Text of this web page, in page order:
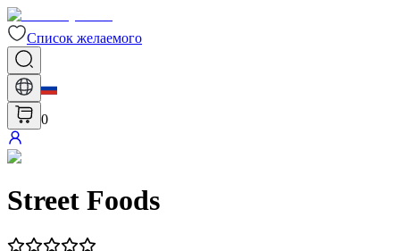
Список желаемого
0
Street Foods